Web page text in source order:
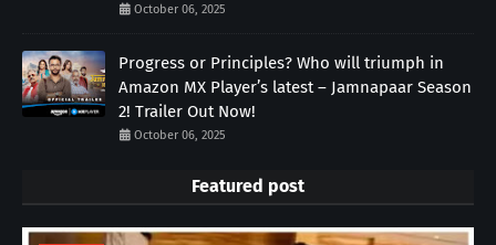
October 06, 2025
Progress or Principles? Who will triumph in
Amazon MX Player’s latest – Jamnapaar Season
2! Trailer Out Now!
October 06, 2025
Featured post